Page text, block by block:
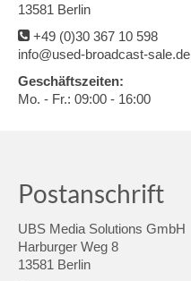
13581 Berlin
+49 (0)30 367 10 598
info@used-broadcast-sale.de
Geschäftszeiten:
Mo. - Fr.: 09:00 - 16:00
Postanschrift
UBS Media Solutions GmbH
Harburger Weg 8
13581 Berlin